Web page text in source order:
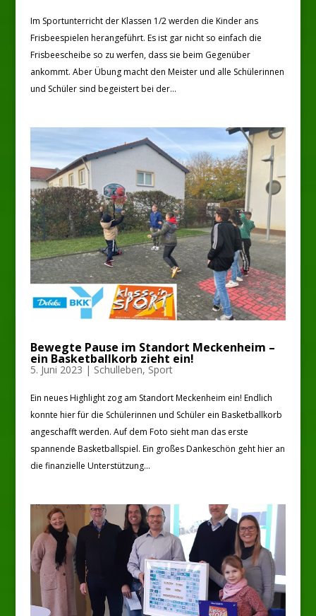
Im Sportunterricht der Klassen 1/2 werden die Kinder ans
Frisbeespielen herangeführt. Es ist gar nicht so einfach die
Frisbeescheibe so zu werfen, dass sie beim Gegenüber
ankommt. Aber Übung macht den Meister und alle Schülerinnen
und Schüler sind begeistert bei der...
Bewegte Pause im Standort Meckenheim –
ein Basketballkorb zieht ein!
5. Juni 2023 | Schulleben, Sport
Ein neues Highlight zog am Standort Meckenheim ein! Endlich
konnte hier für die Schülerinnen und Schüler ein Basketballkorb
angeschafft werden. Auf dem Foto sieht man das erste
spannende Basketballspiel. Ein großes Dankeschön geht hier an
die finanzielle Unterstützung...